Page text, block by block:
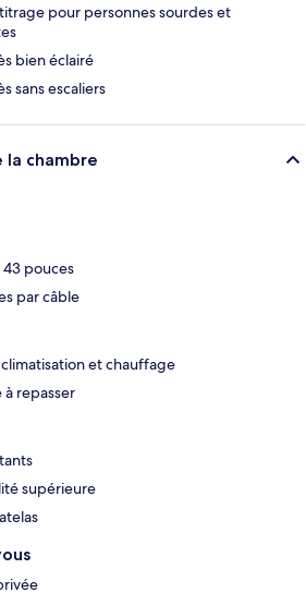
pour personnes sourdes et
bien éclairé
sans escaliers
la chambre
pouces
par câble
et chauffage
à repasser
supérieure